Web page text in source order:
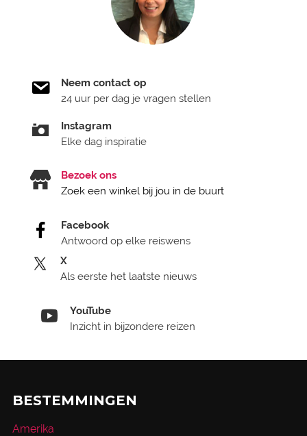
Neem contact op
24 uur per dag je vragen stellen
Instagram
Elke dag inspiratie
Bezoek ons
Zoek een winkel bij jou in de buurt
Facebook
Antwoord op elke reiswens
X
Als eerste het laatste nieuws
YouTube
Inzicht in bijzondere reizen
BESTEMMINGEN
Amerika